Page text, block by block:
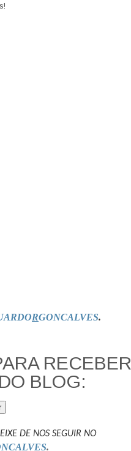
RGONCALVES.
RECEBER
BLOG:
DE NOS SEGUIR NO
.